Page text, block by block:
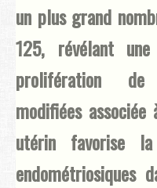
un plus grand
125, révélant
prolifération de
modifiées
utérin favorise
endométriosiques